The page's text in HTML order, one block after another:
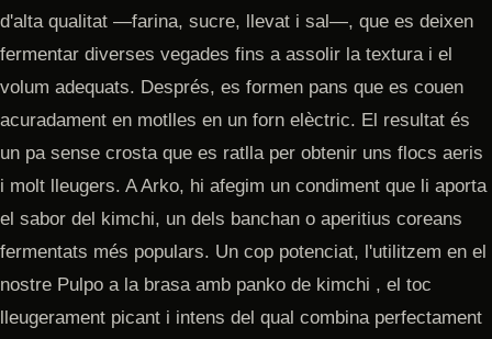
d'alta qualitat —farina, sucre, llevat i sal—, que es deixen
fermentar diverses vegades fins a assolir la textura i el
volum adequats. Després, es formen pans que es couen
acuradament en motlles en un forn elèctric. El resultat és
un pa sense crosta que es ratlla per obtenir uns flocs aeris
i molt lleugers. A Arko, hi afegim un condiment que li aporta
el sabor del kimchi, un dels banchan o aperitius coreans
fermentats més populars. Un cop potenciat, l'utilitzem en el
nostre Pulpo a la brasa amb panko de kimchi , el toc
lleugerament picant i intens del qual combina perfectament